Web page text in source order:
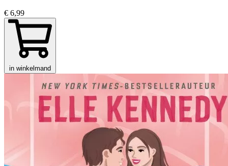
€ 6,99
in winkelmand